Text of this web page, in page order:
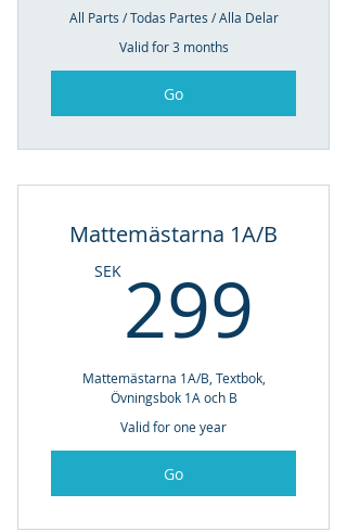
All Parts / Todas Partes / Alla Delar
Valid for 3 months
Go
Mattemästarna 1A/B
SEK 299
Mattemästarna 1A/B, Textbok,
Övningsbok 1A och B
Valid for one year
Go